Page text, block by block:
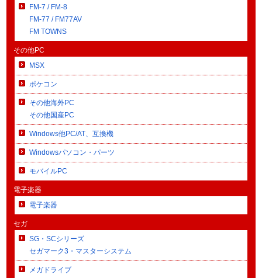
FM-7 / FM-8
FM-77 / FM77AV
FM TOWNS
その他PC
MSX
ポケコン
その他海外PC
その他国産PC
Windows他PC/AT、互換機
Windowsパソコン・パーツ
モバイルPC
電子楽器
電子楽器
セガ
SG・SCシリーズ
セガマーク3・マスターシステム
メガドライブ